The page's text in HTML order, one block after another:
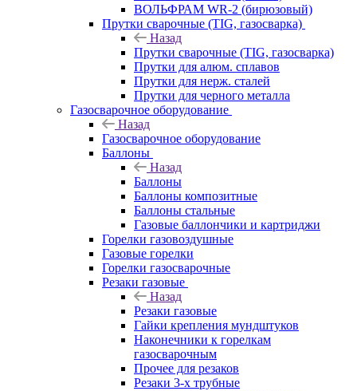
ВОЛЬФРАМ WR-2 (бирюзовый)
Прутки сварочные (TIG, газосварка)
Назад
Прутки сварочные (TIG, газосварка)
Прутки для алюм. сплавов
Прутки для нерж. сталей
Прутки для черного металла
Газосварочное оборудование
Назад
Газосварочное оборудование
Баллоны
Назад
Баллоны
Баллоны композитные
Баллоны стальные
Газовые баллончики и картриджи
Горелки газовоздушные
Газовые горелки
Горелки газосварочные
Резаки газовые
Назад
Резаки газовые
Гайки крепления мундштуков
Наконечники к горелкам
газосварочным
Прочее для резаков
Резаки 3-х трубные